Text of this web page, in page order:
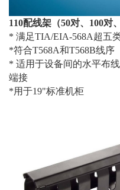
110配线架（50对、100对
* 满足TIA/EIA-568A超五
*符合T568A和T568B线序
* 适用于设备间的水平布
端接
*用于19"标准机柜